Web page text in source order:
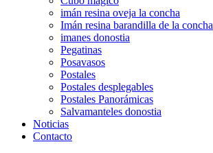
imán resina oveja la concha
Imán resina barandilla de la concha
imanes donostia
Pegatinas
Posavasos
Postales
Postales desplegables
Postales Panorámicas
Salvamanteles donostia
Noticias
Contacto